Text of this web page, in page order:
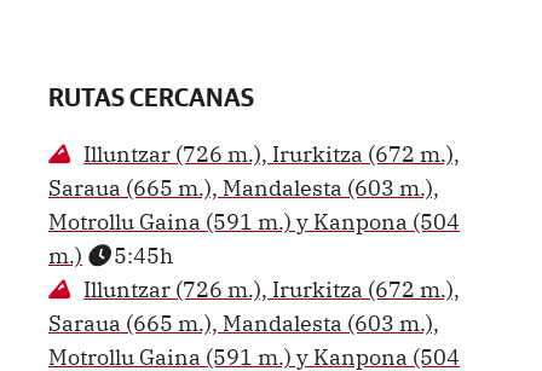
RUTAS CERCANAS
Illuntzar (726 m.), Irurkitza (672 m.),
Saraua (665 m.), Mandalesta (603 m.),
Motrollu Gaina (591 m.) y Kanpona (504
m.)
5:45h
Illuntzar (726 m.), Irurkitza (672 m.),
Saraua (665 m.), Mandalesta (603 m.),
Motrollu Gaina (591 m.) y Kanpona (504